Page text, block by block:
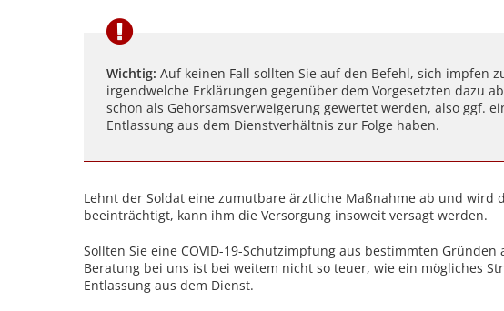
Wichtig: Auf keinen Fall sollten Sie auf den Befehl, sich impfen
irgendwelche Erklärungen gegenüber dem Vorgesetzten dazu
schon als Gehorsamsverweigerung gewertet werden, also ggf.
Entlassung aus dem Dienstverhältnis zur Folge haben.
Lehnt der Soldat eine zumutbare ärztliche Maßnahme ab und wird
beeinträchtigt, kann ihm die Versorgung insoweit versagt werden.
Sollten Sie eine COVID-19-Schutzimpfung aus bestimmten
Beratung bei uns ist bei weitem nicht so teuer, wie ein mögliches
Entlassung aus dem Dienst.